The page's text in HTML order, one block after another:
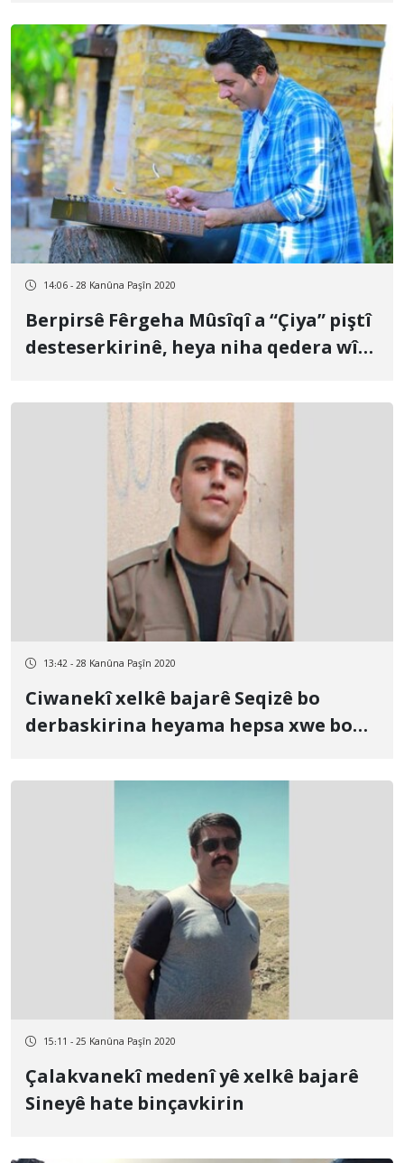
14:06 - 28 Kanûna Paşîn 2020
Berpirsê Fêrgeha Mûsîqî a “Çiya” piştî
desteserkirinê, heya niha qedera wî
13:42 - 28 Kanûna Paşîn 2020
Ciwanekî xelkê bajarê Seqizê bo
derbaskirina heyama hepsa xwe bo
15:11 - 25 Kanûna Paşîn 2020
Çalakvanekî medenî yê xelkê bajarê
Sineyê hate binçavkirin